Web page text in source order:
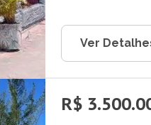
Ver
R$